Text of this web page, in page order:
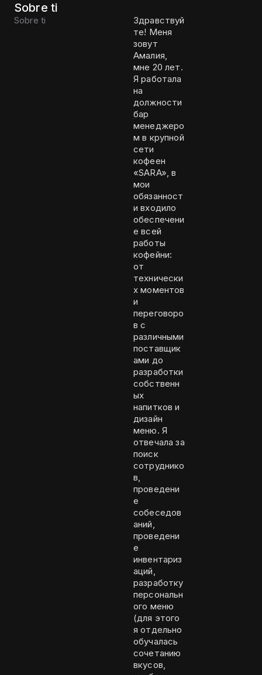
Sobre ti
Sobre ti
Здравствуй
те! Меня
зовут
Амалия,
мне 20 лет.
Я работала
на
должности
бар
менеджеро
м в крупной
сети
кофеен
«SARA», в
мои
обязанност
и входило
обеспечени
е всей
работы
кофейни:
от
технически
х моментов
и
переговоро
в с
различными
поставщик
ами до
разработки
собственн
ых
напитков и
дизайн
меню. Я
отвечала за
поиск
сотруднико
в,
проведени
е
собеседов
аний,
проведени
е
инвентариз
аций,
разработку
персональн
ого меню
(для этого
я отдельно
обучалась
сочетанию
вкусов,